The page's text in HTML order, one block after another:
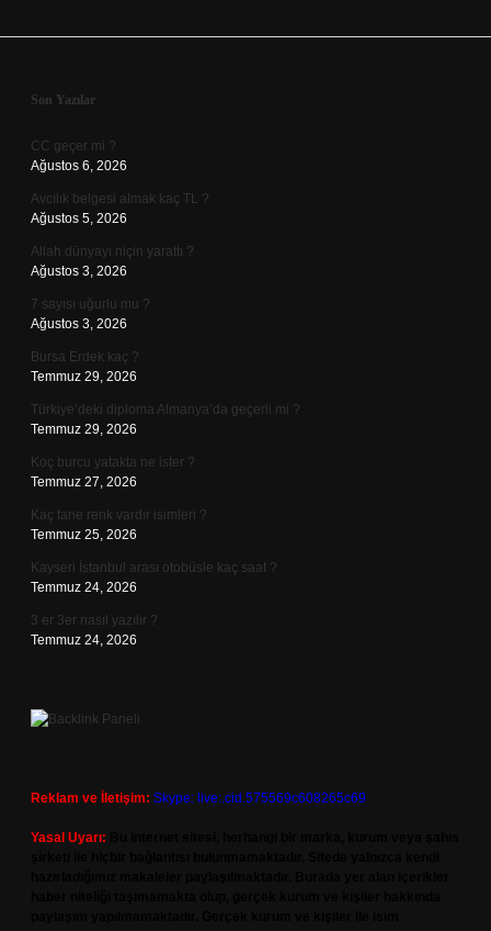
Sidebar
Son Yazılar
CC geçer mi ?
Ağustos 6, 2026
Avcılık belgesi almak kaç TL ?
Ağustos 5, 2026
Allah dünyayı niçin yarattı ?
Ağustos 3, 2026
7 sayısı uğurlu mu ?
Ağustos 3, 2026
Bursa Erdek kaç ?
Temmuz 29, 2026
Türkiye’deki diploma Almanya’da geçerli mi ?
Temmuz 29, 2026
Koç burcu yatakta ne ister ?
Temmuz 27, 2026
Kaç tane renk vardır isimleri ?
Temmuz 25, 2026
Kayseri İstanbul arası otobüsle kaç saat ?
Temmuz 24, 2026
3 er 3er nasıl yazılır ?
Temmuz 24, 2026
Reklam ve İletişim: Skype: live:.cid.575569c608265c69
Yasal Uyarı: